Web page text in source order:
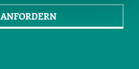
ANFORDERN